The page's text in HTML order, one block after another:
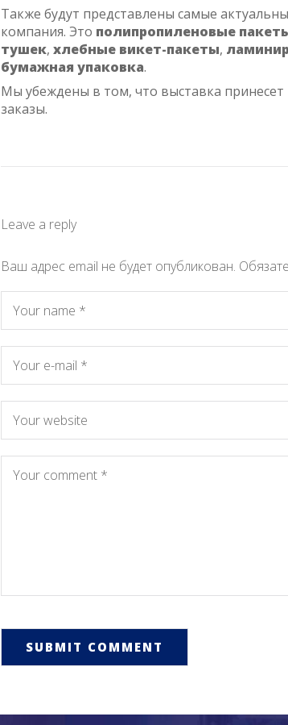
Также будут представлены самые
компания. Это полипропиленовые
тушек, хлебные викет-пакеты,
бумажная упаковка.
Мы убеждены в том, что выставка
заказы.
Leave a reply
Ваш адрес email не будет опубликован.